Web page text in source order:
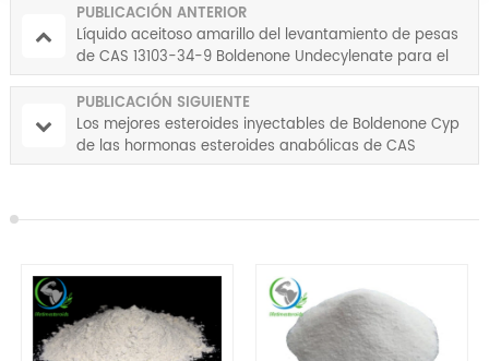
PUBLICACIÓN ANTERIOR
Líquido aceitoso amarillo del levantamiento de pesas
de CAS 13103-34-9 Boldenone Undecylenate para el
levantamiento de pesas
PUBLICACIÓN SIGUIENTE
Los mejores esteroides inyectables de Boldenone Cyp
de las hormonas esteroides anabólicas de CAS
106505-90-2